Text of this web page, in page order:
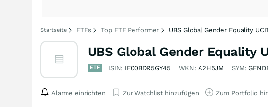
Startseite ETFs Top ETF Performer UBS Global Gender Equality
UBS Global Gender Equality
ETF ISIN: IE00BDR5GY45 WKN: A2H5JM SYM:
Alarme einrichten Zur Watchlist hinzufügen Zum Portfolio